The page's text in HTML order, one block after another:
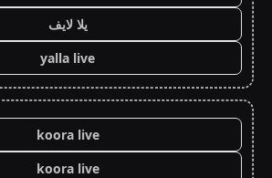
يلا لايف
yalla live
koora live
koora live